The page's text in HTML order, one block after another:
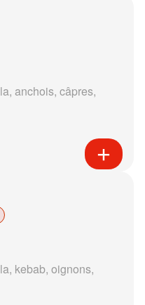
anchois, câpres,
kebab, oignons,